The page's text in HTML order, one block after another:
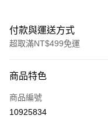
付款與運送方式
超取滿NT$499免運
icash Pay
信用卡一次付款
商品特色
商品編號
10925834